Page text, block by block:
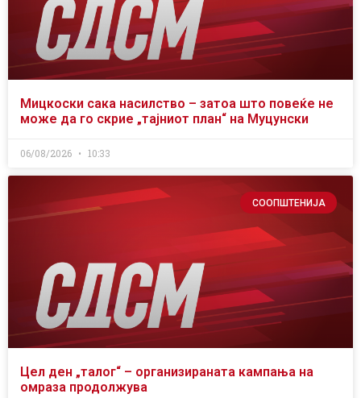
Мицкоски сака насилство – затоа што повеќе не
може да го скрие „тајниот план“ на Муцунски
06/08/2026 10:33
СООПШТЕНИЈА
Цел ден „талог“ – организираната кампања на
омраза продолжува